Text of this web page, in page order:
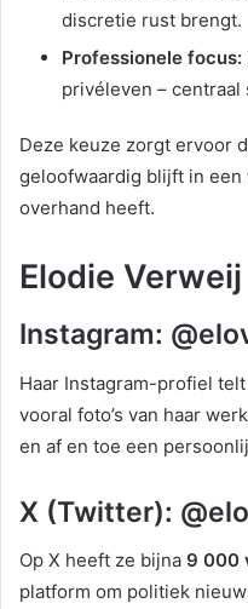
discretie rust brengt.
Professionele focus:
privéleven – centraal
Deze keuze zorgt ervoor
geloofwaardig blijft in een
overhand heeft.
Elodie
Instagram:
Haar Instagram-profiel
vooral foto’s van haar
en af en toe een
X (Twitter):
Op X heeft ze bijna 9 000
platform om politiek